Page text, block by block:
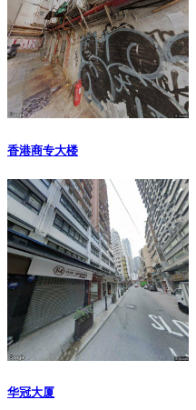
香港商专大楼
华冠大厦